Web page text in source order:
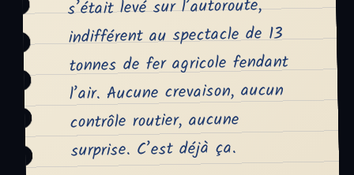
s’était levé sur l’autoroute,
indifférent au spectacle de 13
tonnes de fer agricole fendant
l’air. Aucune crevaison, aucun
contrôle routier, aucune
surprise. C’est déjà ça.